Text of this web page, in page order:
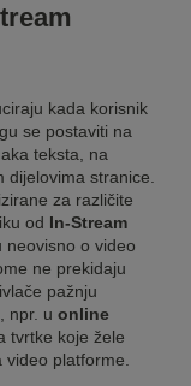
kada korisnik
se postaviti na
teksta, na
stranice.
za različite
od In-Stream
neovisno o video
ne prekidaju
pažnju
npr. u online
tvrtke koje žele
platforme.